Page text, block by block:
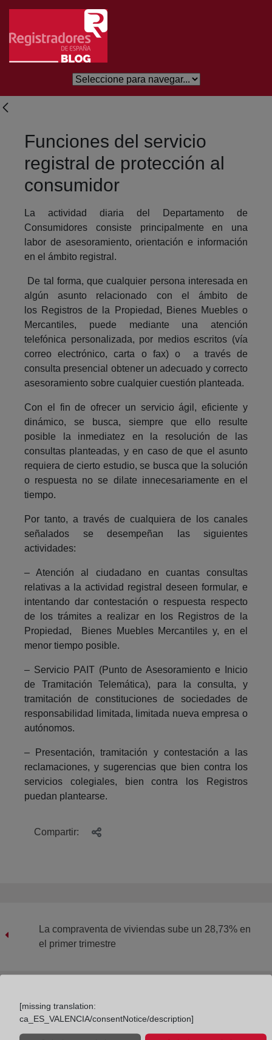
Salta al contingut principal
Funciones del servicio
registral de protección al
consumidor
La actividad diaria del Departamento de
Consumidores consiste principalmente en una
labor de asesoramiento, orientación e información
en el ámbito registral.
De tal forma, que cualquier persona interesada en
algún asunto relacionado con el ámbito de
los Registros de la Propiedad, Bienes Muebles o
Mercantiles, puede mediante una atención
telefónica personalizada, por medios escritos (vía
correo electrónico, carta o fax) o a través de
consulta presencial obtener un adecuado y correcto
asesoramiento sobre cualquier cuestión planteada.
Con el fin de ofrecer un servicio ágil, eficiente y
dinámico, se busca, siempre que ello resulte
posible la inmediatez en la resolución de las
consultas planteadas, y en caso de que el asunto
requiera de cierto estudio, se busca que la solución
o respuesta no se dilate innecesariamente en el
tiempo.
Por tanto, a través de cualquiera de los canales
señalados se desempeñan las siguientes
actividades:
– Atención al ciudadano en cuantas consultas
relativas a la actividad registral deseen formular, e
intentando dar contestación o respuesta respecto
de los trámites a realizar en los Registros de la
Propiedad, Bienes Muebles Mercantiles y, en el
menor tiempo posible.
– Servicio PAIT (Punto de Asesoramiento e Inicio
de Tramitación Telemática), para la consulta, y
tramitación de constituciones de sociedades de
responsabilidad limitada, limitada nueva empresa o
autónomos.
– Presentación, tramitación y contestación a las
reclamaciones, y sugerencias que bien contra los
servicios colegiales, bien contra los Registros
puedan plantearse.
Compartir:
La compraventa de viviendas sube un 28,73% en
el primer trimestre
Conoce el nuevo informe emitido por la Comisión de
Derecho Internacional Privado
[missing translation:
ca_ES_VALENCIA/consentNotice/description]